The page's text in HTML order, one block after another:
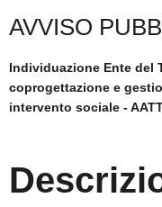
AVVISO
Individuazione Ente del
coprogettazione e
intervento sociale -